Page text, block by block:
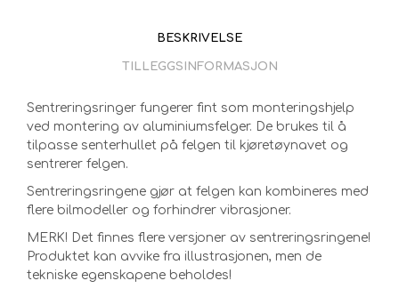
BESKRIVELSE
TILLEGGSINFORMASJON
Sentreringsringer fungerer fint som monteringshjelp
ved montering av aluminiumsfelger. De brukes til å
tilpasse senterhullet på felgen til kjøretøynavet og
sentrerer felgen.
Sentreringsringene gjør at felgen kan kombineres med
flere bilmodeller og forhindrer vibrasjoner.
MERK! Det finnes flere versjoner av sentreringsringene!
Produktet kan avvike fra illustrasjonen, men de
tekniske egenskapene beholdes!